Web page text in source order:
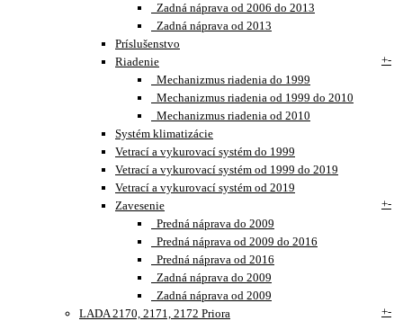
Zadná náprava od 2006 do 2013
Zadná náprava od 2013
Príslušenstvo
Riadenie
+-
Mechanizmus riadenia do 1999
Mechanizmus riadenia od 1999 do 2010
Mechanizmus riadenia od 2010
Systém klimatizácie
Vetrací a vykurovací systém do 1999
Vetrací a vykurovací systém od 1999 do 2019
Vetrací a vykurovací systém od 2019
Zavesenie
+-
Predná náprava do 2009
Predná náprava od 2009 do 2016
Predná náprava od 2016
Zadná náprava do 2009
Zadná náprava od 2009
LADA 2170, 2171, 2172 Priora
+-